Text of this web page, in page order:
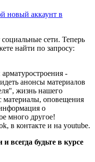
сети. Теперь
найти по запросу:
-
анонсы материалов
жизнь нашего
материалы, оповещения
о
много другое!
в контакте и на youtube.
всегда будьте в курсе